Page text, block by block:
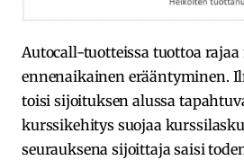
Autocall-tuotteissa tuottoa rajaa
ennenaikainen erääntyminen.
toisi sijoituksen alussa
kurssikehitys suojaa
seurauksena sijoittaja saisi